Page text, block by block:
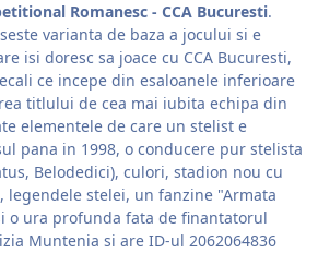
Romanesc - CCA Bucuresti.
varianta de baza a jocului si e
isi doresc sa joace cu CCA Bucuresti,
ce incepe din esaloanele inferioare
titlului de cea mai iubita echipa din
elementele de care un stelist e
pana in 1998, o conducere pur stelista
Belodedici), culori, stadion nou cu
legendele stelei, un fanzine "Armata
o ura profunda fata de finantatorul
Muntenia si are ID-ul 2062064836